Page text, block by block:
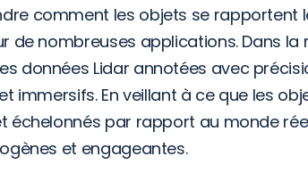
comment les objets se rapportent
de nombreuses applications. Dans la
données Lidar annotées avec
immersifs. En veillant à ce que les
par rapport au monde
et engageantes.